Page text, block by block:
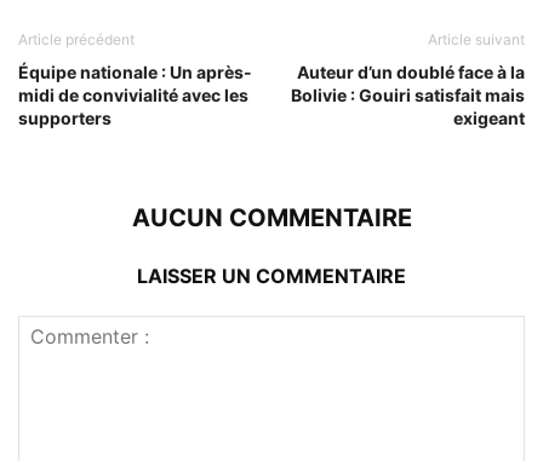
Article précédent
Équipe nationale : Un après-
midi de convivialité avec les
supporters
Article suivant
Auteur d’un doublé face à la
Bolivie : Gouiri satisfait mais
exigeant
AUCUN COMMENTAIRE
LAISSER UN COMMENTAIRE